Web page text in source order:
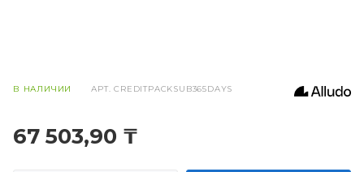
В НАЛИЧИИ АРТ.CREDITPACKSUB365DAYS
67 503,90 ₸